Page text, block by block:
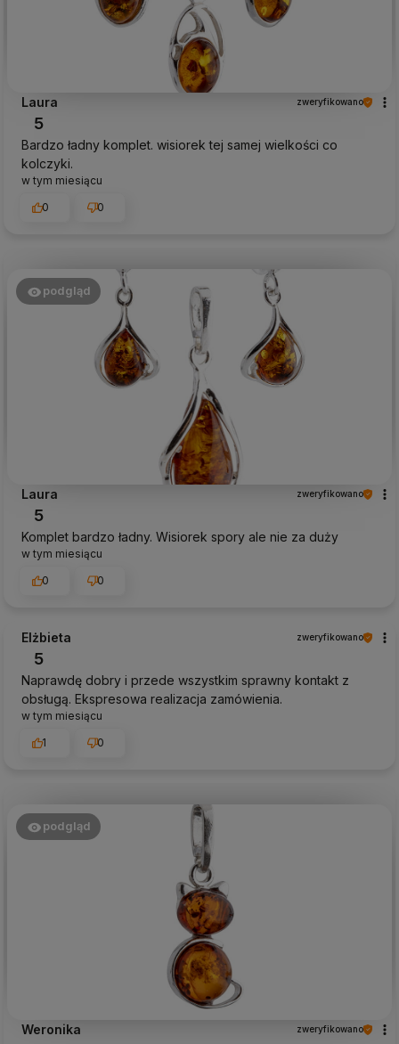
Laura zweryfikowano
5
Bardzo ładny komplet. wisiorek tej samej wielkości co
kolczyki.
w tym miesiącu
0
0
podgląd
Laura zweryfikowano
5
Komplet bardzo ładny. Wisiorek spory ale nie za duży
w tym miesiącu
0
0
Elżbieta zweryfikowano
5
Naprawdę dobry i przede wszystkim sprawny kontakt z
obsługą. Ekspresowa realizacja zamówienia.
w tym miesiącu
1
0
podgląd
Weronika zweryfikowano